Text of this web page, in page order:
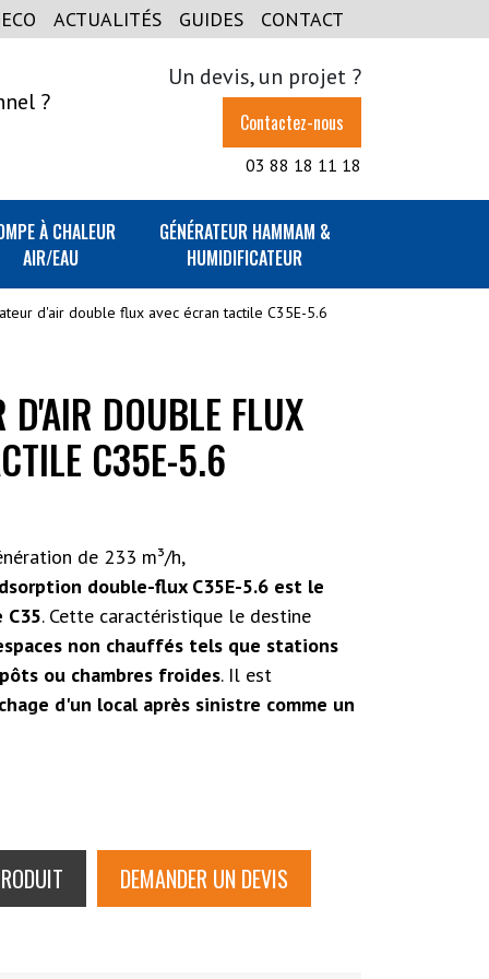
ACTUALITÉS GUIDES CONTACT
?
Un devis, un projet ?
Contactez-nous
03 88 18 11 18
À CHALEUR
AIR/EAU
GÉNÉRATEUR HAMMAM &
HUMIDIFICATEUR
d'air double flux avec écran tactile C35E-5.6
D'AIR DOUBLE FLUX
C35E-5.6
de 233 m³/h,
double-flux C35E-5.6 est le
C35. Cette caractéristique le destine
non chauffés tels que stations
ou chambres froides. Il est
d'un local après sinistre comme un
est prévu pour être évolutif. De nombreuses
DEMANDER UN DEVIS